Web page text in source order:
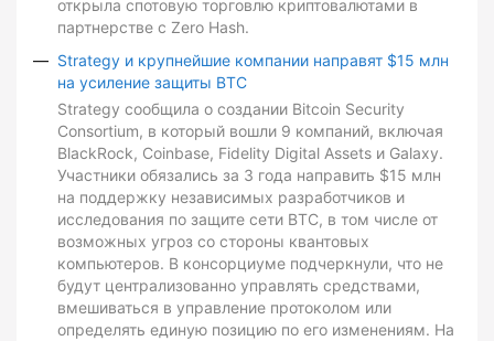
открыла спотовую торговлю криптовалютами в
партнерстве с Zero Hash.
Strategy и крупнейшие компании направят $15 млн
на усиление защиты BTC
Strategy сообщила о создании Bitcoin Security
Consortium, в который вошли 9 компаний, включая
BlackRock, Coinbase, Fidelity Digital Assets и Galaxy.
Участники обязались за 3 года направить $15 млн
на поддержку независимых разработчиков и
исследования по защите сети BTC, в том числе от
возможных угроз со стороны квантовых
компьютеров. В консорциуме подчеркнули, что не
будут централизованно управлять средствами,
вмешиваться в управление протоколом или
определять единую позицию по его изменениям. На